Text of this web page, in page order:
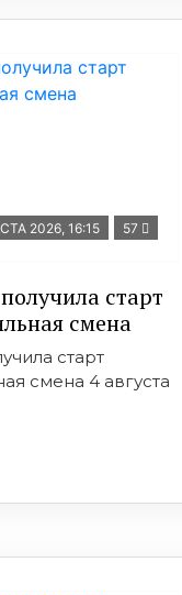
2026, 16:15 57
старт
смена
старт
смена 4 августа